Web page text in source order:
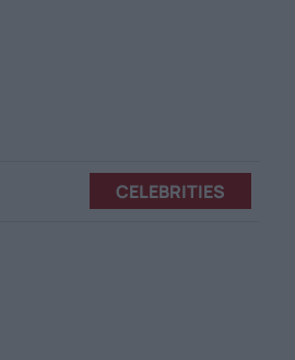
CELEBRITIES